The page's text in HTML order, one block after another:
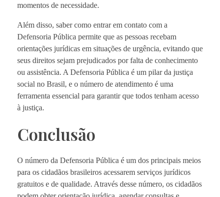
momentos de necessidade.
Além disso, saber como entrar em contato com a
Defensoria Pública permite que as pessoas recebam
orientações jurídicas em situações de urgência, evitando que
seus direitos sejam prejudicados por falta de conhecimento
ou assistência. A Defensoria Pública é um pilar da justiça
social no Brasil, e o número de atendimento é uma
ferramenta essencial para garantir que todos tenham acesso
à justiça.
Conclusão
O número da Defensoria Pública é um dos principais meios
para os cidadãos brasileiros acessarem serviços jurídicos
gratuitos e de qualidade. Através desse número, os cidadãos